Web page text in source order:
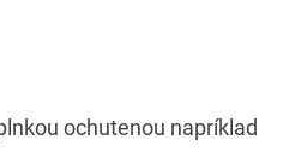
ochutenou napríklad